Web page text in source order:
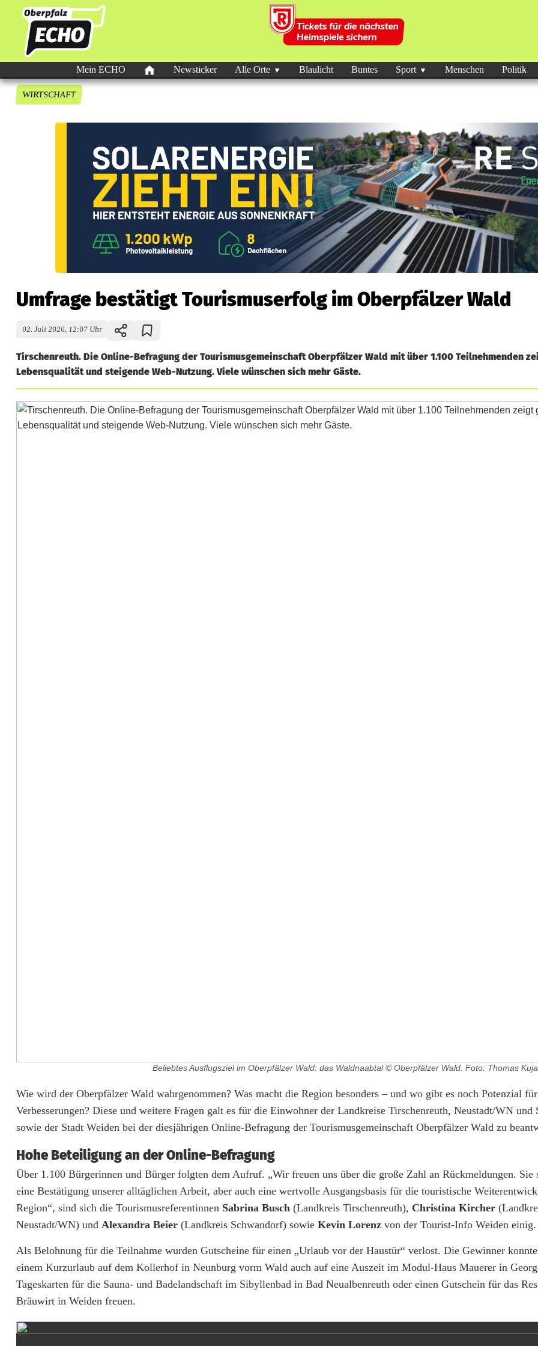
Mein ECHO Newsticker Alle Orte Blaulicht Buntes Sport Menschen Politik
WIRTSCHAFT
Umfrage bestätigt Tourismuserfolg im Oberpfälzer Wald
02. Juli 2026, 12:07 Uhr
Tirschenreuth. Die Online-Befragung der Tourismusgemeinschaft Oberpfälzer Wald mit über 1.100 Teilnehmenden
Lebensqualität und steigende Web-Nutzung. Viele wünschen sich mehr Gäste.
Beliebtes Ausflugsziel im Oberpfälzer Wald: das Waldnaabtal © Oberpfälzer Wald. Foto: Thomas
U
m
r
a
g
e
b
e
s
t
Wie wird der Oberpfälzer Wald wahrgenommen? Was macht die Region besonders – und wo gibt es noch Potenzial für
Verbesserungen? Diese und weitere Fragen galt es für die Einwohner der Landkreise Tirschenreuth, Neustadt/WN und
sowie der Stadt Weiden bei der diesjährigen Online-Befragung der Tourismusgemeinschaft Oberpfälzer Wald zu
Hohe Beteiligung an der Online-Befragung
Über 1.100 Bürgerinnen und Bürger folgten dem Aufruf. „Wir freuen uns über die große Zahl an Rückmeldungen. Sie
eine Bestätigung unserer alltäglichen Arbeit, aber auch eine wertvolle Ausgangsbasis für die touristische
Region“, sind sich die Tourismusreferentinnen Sabrina Busch (Landkreis Tirschenreuth), Christina Kircher
Neustadt/WN) und Alexandra Beier (Landkreis Schwandorf) sowie Kevin Lorenz von der Tourist-Info Weiden einig.
Als Belohnung für die Teilnahme wurden Gutscheine für einen „Urlaub vor der Haustür“ verlost. Die Gewinner
einem Kurzurlaub auf dem Kollerhof in Neunburg vorm Wald auch auf eine Auszeit im Modul-Haus Mauerer in
Tageskarten für die Sauna- und Badelandschaft im Sibyllenbad in Bad Neualbenreuth oder einen Gutschein für das
Bräuwirt in Weiden freuen.